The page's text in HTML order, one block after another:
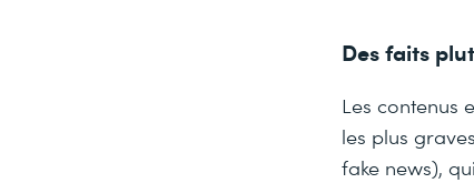
Des faits
Les contenus
les plus
fake news),